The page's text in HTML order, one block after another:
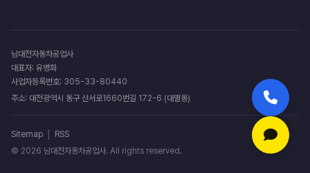
남대전자동차공업사
대표자: 유병화
사업자등록번호: 305-33-80440
주소: 대전광역시 동구 산서로1660번길 172-6 (대별동)
Sitemap
RSS
© 2026 남대전자동차공업사. All rights reserved.